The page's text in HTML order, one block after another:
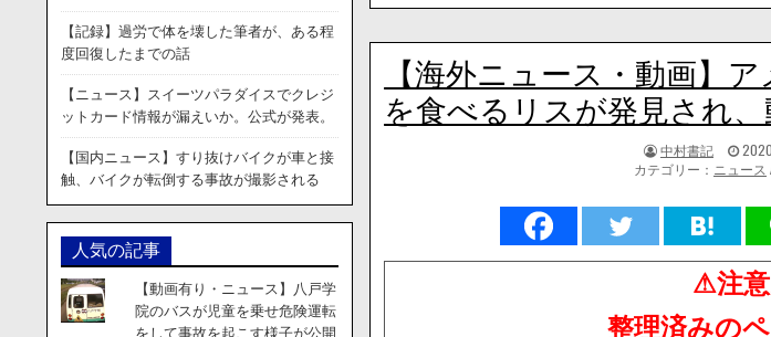
【海外ニュース・動画】
を食べるリスが発見され、
著
者:
中村書記
掲
載
カテゴリー： ニュース
⚠注
整理済みの
【記録】過労で体を壊した筆者が、ある程
度回復したまでの話
【ニュース】スイーツパラダイスでクレジ
ットカード情報が漏えいか。公式が発表。
【国内ニュース】すり抜けバイクが車と接
触、バイクが転倒する事故が撮影される
人気の記事
【動画有り・ニュース】八戸学
院のバスが児童を乗せ危険運転
をして事故を起こす様子が公開